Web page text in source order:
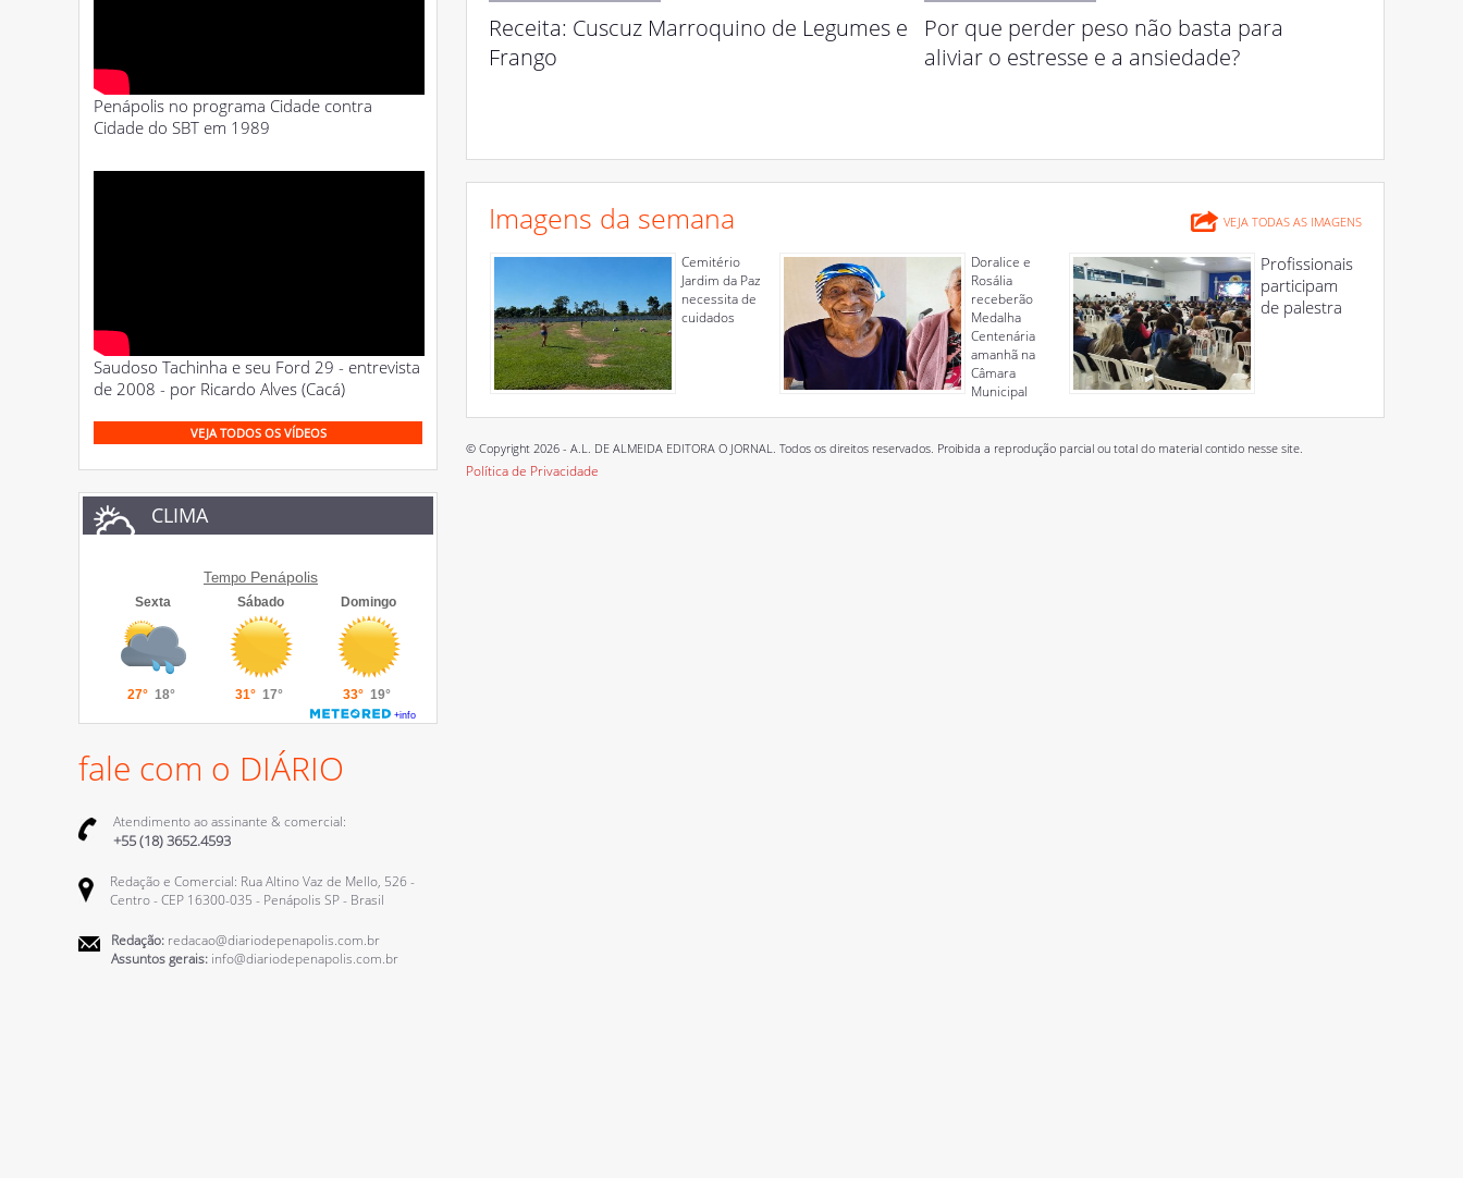
Penápolis no programa Cidade contra
Cidade do SBT em 1989
Saudoso Tachinha e seu Ford 29 - entrevista
de 2008 - por Ricardo Alves (Cacá)
VEJA TODOS OS VÍDEOS
CLIMA
Tempo Penápolis
fale com o DIÁRIO
Atendimento ao assinante & comercial:
+55 (18) 3652.4593
Redação e Comercial: Rua Altino Vaz de Mello, 526 -
Centro - CEP 16300-035 - Penápolis SP - Brasil
Redação: redacao@diariodepenapolis.com.br
Assuntos gerais: info@diariodepenapolis.com.br
Receita: Cuscuz Marroquino de Legumes e
Frango
Por que perder peso não basta para
aliviar o estresse e a ansiedade?
Imagens da semana VEJA TODAS AS IMAGENS
Cemitério
Jardim da Paz
necessita de
cuidados
Doralice e
Rosália
receberão
Medalha
Centenária
amanhã na
Câmara
Municipal
Profissionais
participam
de palestra
© Copyright 2026 - A.L. DE ALMEIDA EDITORA O JORNAL. Todos os direitos reservados. Proibida a reprodução parcial ou total do material contido nesse site.
Política de Privacidade